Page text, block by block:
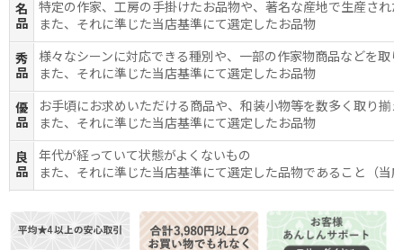
名
品
特定の作家、工房の手掛けたお品物や、著名な産地で生産され
また、それに準じた当店基準にて選定したお品物
秀
品
様々なシーンに対応できる種別や、一部の作家物商品などを取
また、それに準じた当店基準にて選定したお品物
優
品
お手頃にお求めいただける商品や、和装小物等を数多く取り揃
また、それに準じた当店基準にて選定したお品物
良
品
年代が経っていて状態がよくないもの
また、それに準じた当店基準にて選定した品物であること（当